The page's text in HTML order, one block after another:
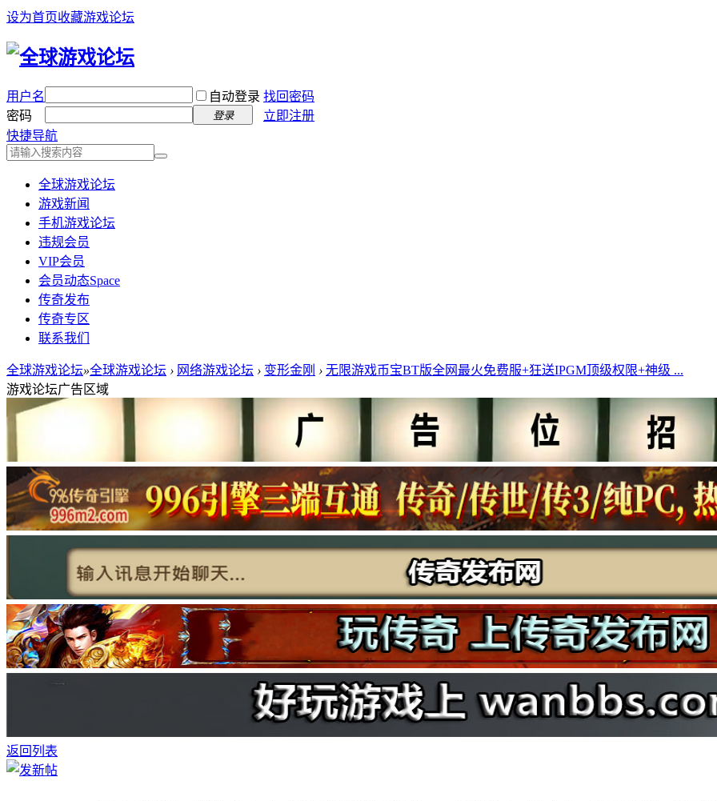
设为首页收藏游戏论坛
用户名 自动登录 找回密码
密码
登录
立即注册
快捷导航
全球游戏论坛
游戏新闻
手机游戏论坛
违规会员
VIP会员
会员动态Space
传奇发布
传奇专区
联系我们
全球游戏论坛»全球游戏论坛 › 网络游戏论坛 › 变形金刚 › 无限游戏币宝BT版全网最火免费服+狂送IPGM顶级权限+神级 ...
游戏论坛广告区域
返回列表